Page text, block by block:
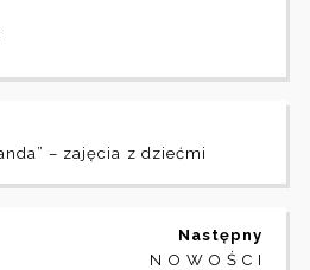
– zajęcia z dziećmi
Następny
N O W O Ś C I